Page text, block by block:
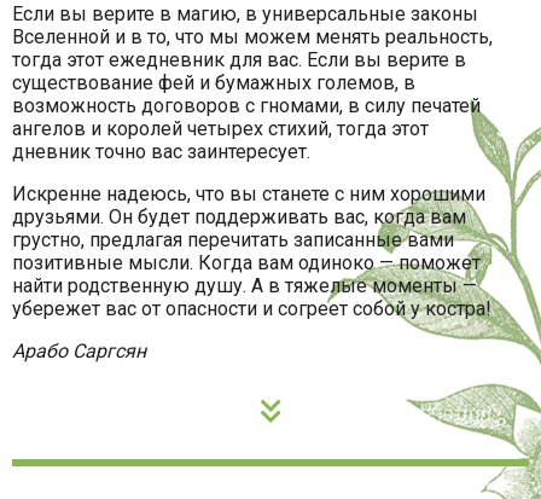
Если вы верите в магию, в универсальные законы
Вселенной и в то, что мы можем менять реальность,
тогда этот ежедневник для вас. Если вы верите в
существование фей и бумажных големов, в
возможность договоров с гномами, в силу печатей
ангелов и королей четырех стихий, тогда этот
дневник точно вас заинтересует.
Искренне надеюсь, что вы станете с ним хорошими
друзьями. Он будет поддерживать вас, когда вам
грустно, предлагая перечитать записанные вами
позитивные мысли. Когда вам одиноко — поможет
найти родственную душу. А в тяжелые моменты —
убережет вас от опасности и согреет собой у костра!
Арабо Саргсян